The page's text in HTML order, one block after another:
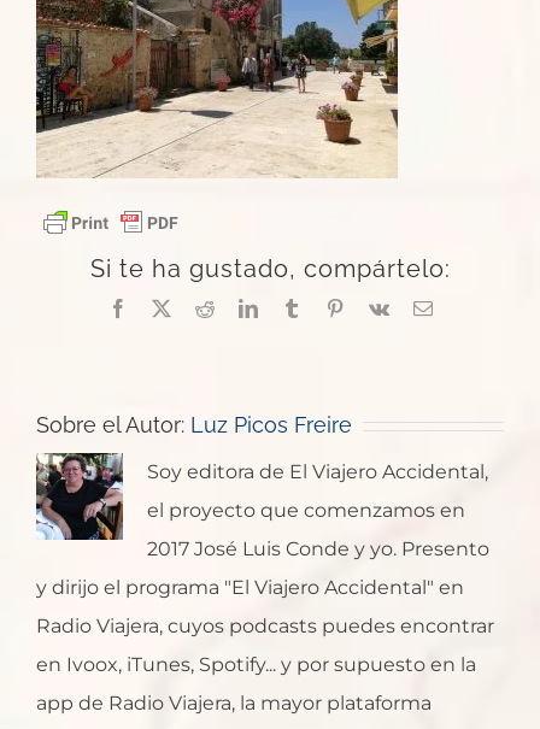
Si te ha gustado, compártelo:
Facebook
X RedditLinkedInTumblrPinterest
Vk
Correo
Sobre el Autor: Luz Picos Freire
Soy editora de El Viajero Accidental,
el proyecto que comenzamos en
2017 José Luis Conde y yo. Presento
y dirijo el programa "El Viajero Accidental" en
Radio Viajera, cuyos podcasts puedes encontrar
en Ivoox, iTunes, Spotify... y por supuesto en la
app de Radio Viajera, la mayor plataforma